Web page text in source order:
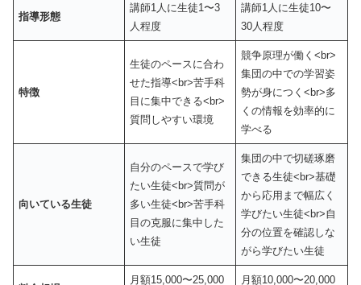
指導形態
講師1人に生徒1〜3
人程度
講師1人に生徒10〜
30人程度
特徴
生徒のペースに合わ
せた指導<br>苦手科
目に集中できる<br>
質問しやすい環境
競争原理が働く<br>
集団の中での学習姿
勢が身につく<br>多
くの情報を効率的に
学べる
向いている生徒
自分のペースで学び
たい生徒<br>質問が
多い生徒<br>苦手科
目の克服に集中した
い生徒
集団の中で切磋琢磨
できる生徒<br>基礎
から応用まで幅広く
学びたい生徒<br>自
分の位置を確認しな
がら学びたい生徒
月額15,000〜25,000
月額10,000〜20,000